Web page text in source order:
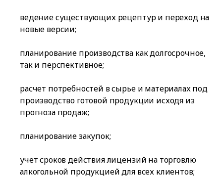
ведение существующих рецептур и переход на
новые версии;
планирование производства как долгосрочное,
так и перспективное;
расчет потребностей в сырье и материалах под
производство готовой продукции исходя из
прогноза продаж;
планирование закупок;
учет сроков действия лицензий на торговлю
алкогольной продукцией для всех клиентов;